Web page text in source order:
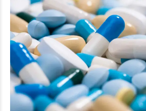
Angela Brawn
05/Abr/2020